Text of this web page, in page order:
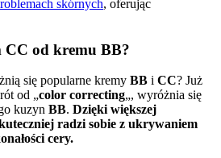
skórnych, oferując
CC od kremu BB?
się popularne kremy BB i CC? Już
od „color correcting„, wyróżnia się
kuzyn BB. Dzięki większej
radzi sobie z ukrywaniem
cery.